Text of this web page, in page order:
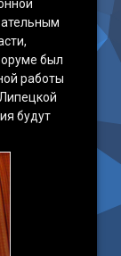
был
работы
будут